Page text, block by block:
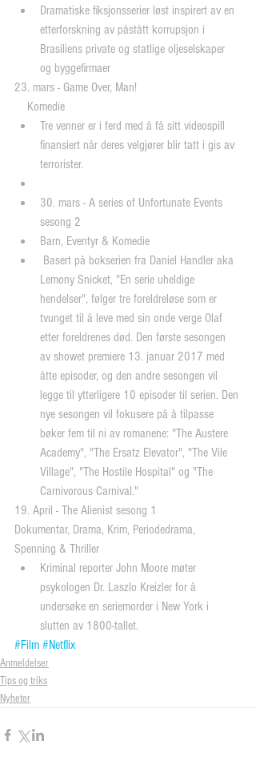
Dramatiske fiksjonsserier løst inspirert av en
etterforskning av påstått korrupsjon i
Brasiliens private og statlige oljeselskaper
og byggefirmaer
23. mars - Game Over, Man!
    Komedie
Tre venner er i ferd med å få sitt videospill
finansiert når deres velgjører blir tatt i gis av
terrorister.
30. mars - A series of Unfortunate Events
sesong 2
Barn, Eventyr & Komedie
Lemony Snicket, "En serie uheldige
hendelser", følger tre foreldreløse som er
tvunget til å leve med sin onde verge Olaf
etter foreldrenes død. Den første sesongen
av showet premiere 13. januar 2017 med
åtte episoder, og den andre sesongen vil
legge til ytterligere 10 episoder til serien. Den
nye sesongen vil fokusere på å tilpasse
bøker fem til ni av romanene: "The Austere
Academy", "The Ersatz Elevator", "The Vile
Village", "The Hostile Hospital" og "The
Carnivorous Carnival."
19. April - The Alienist sesong 1
Dokumentar, Drama, Krim, Periodedrama,
Spenning & Thriller
Kriminal reporter John Moore møter
psykologen Dr. Laszlo Kreizler for å
undersøke en seriemorder i New York i
slutten av 1800-tallet.
#Film #Netflix
Anmeldelser
Tips og triks
Nyheter